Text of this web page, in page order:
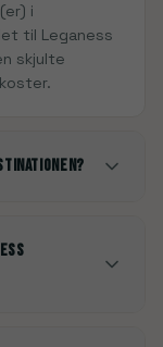
i
til Leganess
skjulte